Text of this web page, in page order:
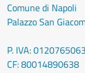
Comune di Napoli
Palazzo San
P. IVA:
CF: 80014890638